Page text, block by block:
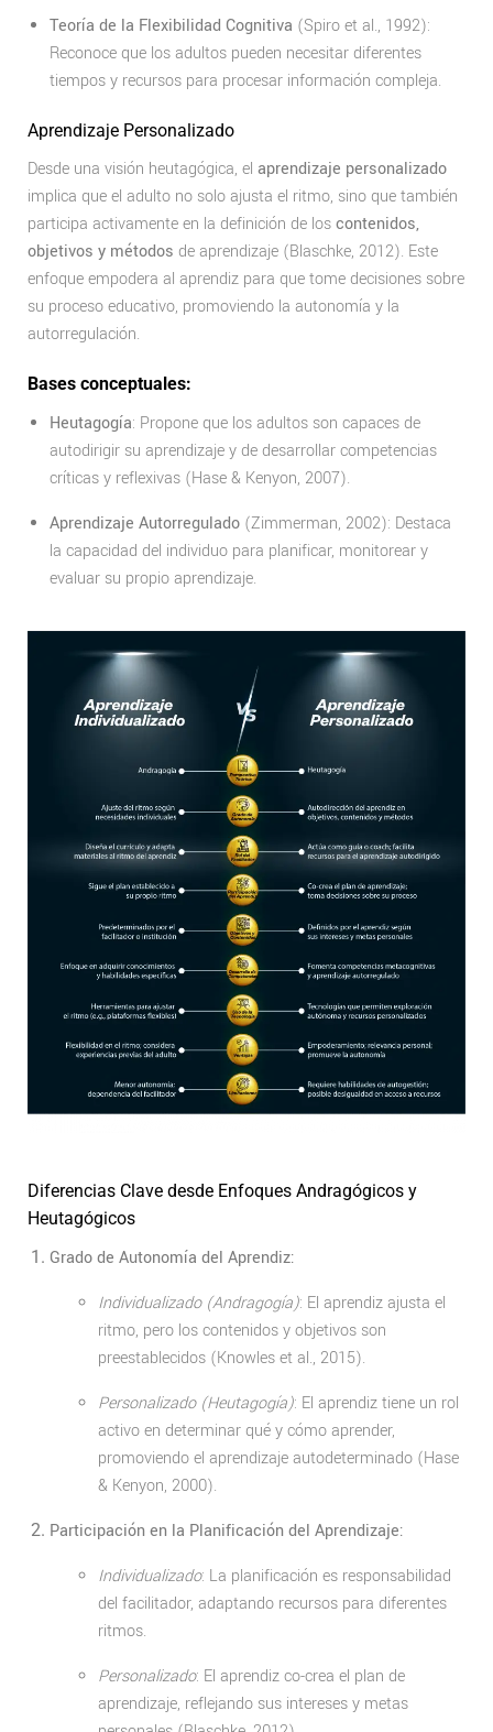
Teoría de la Flexibilidad Cognitiva (Spiro et al., 1992):
Reconoce que los adultos pueden necesitar diferentes
tiempos y recursos para procesar información compleja.
Aprendizaje Personalizado
Desde una visión heutagógica, el aprendizaje personalizado
implica que el adulto no solo ajusta el ritmo, sino que también
participa activamente en la definición de loscontenidos,
objetivos y métodos de aprendizaje (Blaschke, 2012). Este
enfoque empodera al aprendiz para que tome decisiones sobre
su proceso educativo, promoviendo la autonomía y la
autorregulación.
Bases conceptuales:
Heutagogía: Propone que los adultos son capaces de
autodirigir su aprendizaje y de desarrollar competencias
críticas y reflexivas (Hase & Kenyon, 2007).
Aprendizaje Autorregulado (Zimmerman, 2002): Destaca
la capacidad del individuo para planificar, monitorear y
evaluar su propio aprendizaje.
Diferencias Clave desde Enfoques Andragógicos y
Heutagógicos
Grado de Autonomía del Aprendiz:
Individualizado (Andragogía): El aprendiz ajusta el
ritmo, pero los contenidos y objetivos son
preestablecidos (Knowles et al., 2015).
Personalizado (Heutagogía): El aprendiz tiene un rol
activo en determinar qué y cómo aprender,
promoviendo el aprendizaje autodeterminado (Hase
& Kenyon, 2000).
Participación en la Planificación del Aprendizaje:
Individualizado: La planificación es responsabilidad
del facilitador, adaptando recursos para diferentes
ritmos.
Personalizado: El aprendiz co-crea el plan de
aprendizaje, reflejando sus intereses y metas